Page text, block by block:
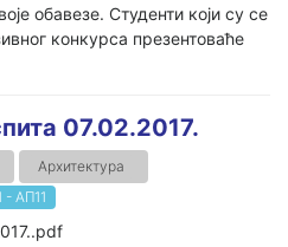
обавезе. Студенти који су се
конкурса презентоваће
07.02.2017.
Архитектура
- АП11